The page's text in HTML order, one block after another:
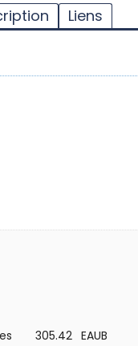
Liens
305.42 EAUB